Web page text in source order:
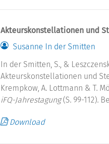
Akteurskonstellationen und
Susanne In der Smitten
In der Smitten, S., &
Akteurskonstellationen und
Krempkow, A. Lottmann & T.
iFQ-Jahrestagung(S. 99-112).
Download